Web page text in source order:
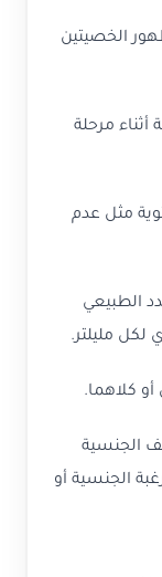
الخصيتين
مرحلة
مثل عدم
الطبيعي
كلاهما.
الجنسية أو